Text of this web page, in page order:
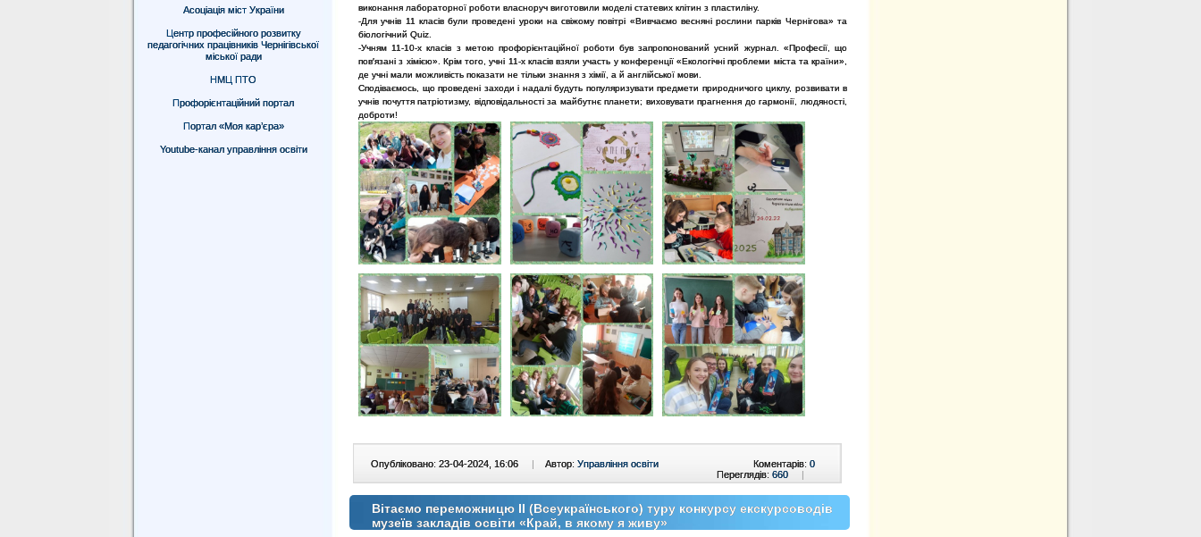
Асоціація міст України
Центр професійного розвитку
педагогічних працівників Чернігівської
міської ради
НМЦ ПТО
Профорієнтаційний портал
Портал «Моя кар’єра»
Youtube-канал управління освіти
виконання лабораторної роботи власноруч виготовили моделі статевих клітин з пластиліну.
-Для учнів 11 класів були проведені уроки на свіжому повітрі «Вивчаємо весняні рослини парків Чернігова» та
біологічний Quiz.
-Учням 11-10-х класів з метою профорієнтаційної роботи був запропонований усний журнал. «Професії, що
пов′язані з хімією». Крім того, учні 11-х класів взяли участь у конференції «Екологічні проблеми міста та країни»,
де учні мали можливість показати не тільки знання з хімії, а й англійської мови.
Сподіваємось, що проведені заходи і надалі будуть популяризувати предмети природничого циклу, розвивати в
учнів почуття патріотизму, відповідальності за майбутнє планети; виховувати прагнення до гармонії, людяності,
доброти!
Опубліковано: 23-04-2024, 16:06 | Автор: Управління освіти Коментарів: 0
Переглядів: 660 |
Вітаємо переможницю ІІ (Всеукраїнського) туру конкурсу екскурсоводів
музеїв закладів освіти «Край, в якому я живу»